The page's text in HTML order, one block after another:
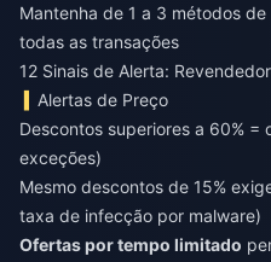
Mantenha de 1 a 3 métodos
todas as transações
12 Sinais de Alerta:
Alertas de Preço
Descontos superiores a 60% =
exceções)
Mesmo descontos de 15%
taxa de infecção por malware)
Ofertas por tempo limitado